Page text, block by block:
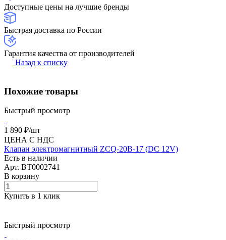
Доступные цены на лучшие бренды
Быстрая доставка по России
Гарантия качества от производителей
Назад к списку
Похожие товары
Быстрый просмотр
1 890 ₽/шт
ЦЕНА С НДС
Клапан электромагнитный ZCQ-20B-17 (DC 12V)
Есть в наличии
Арт. BT0002741
В корзину
Купить в 1 клик
Быстрый просмотр